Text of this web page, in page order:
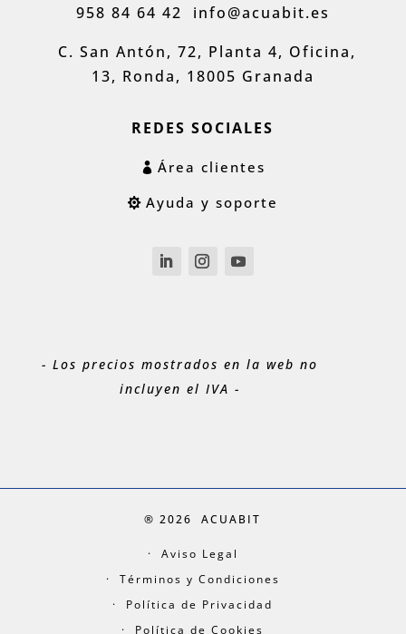
958 84 64 42 info@acuabit.es
C. San Antón, 72, Planta 4, Oficina,
13, Ronda, 18005 Granada
REDES SOCIALES
Área clientes
Ayuda y soporte
- Los precios mostrados en la web no
incluyen el IVA -
® 2026ACUABIT
Aviso Legal
Términos y Condiciones
Política de Privacidad
Política de Cookies